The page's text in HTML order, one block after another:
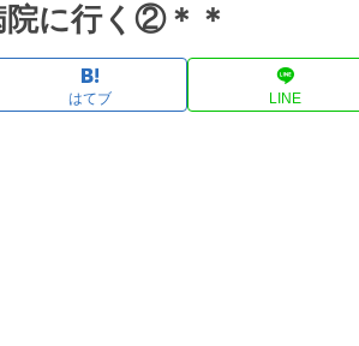
に行く②＊＊
はてブ LINE